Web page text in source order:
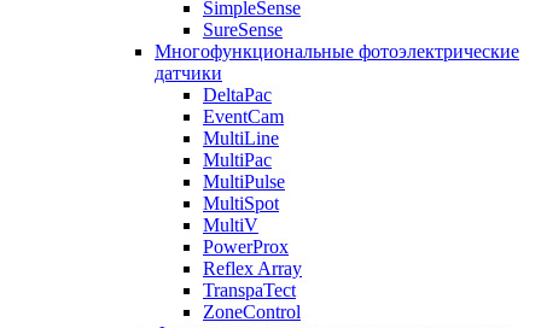
SimpleSense
SureSense
Многофункциональные фотоэлектрические
датчики
DeltaPac
EventCam
MultiLine
MultiPac
MultiPulse
MultiSpot
MultiV
PowerProx
Reflex Array
TranspaTect
ZoneControl